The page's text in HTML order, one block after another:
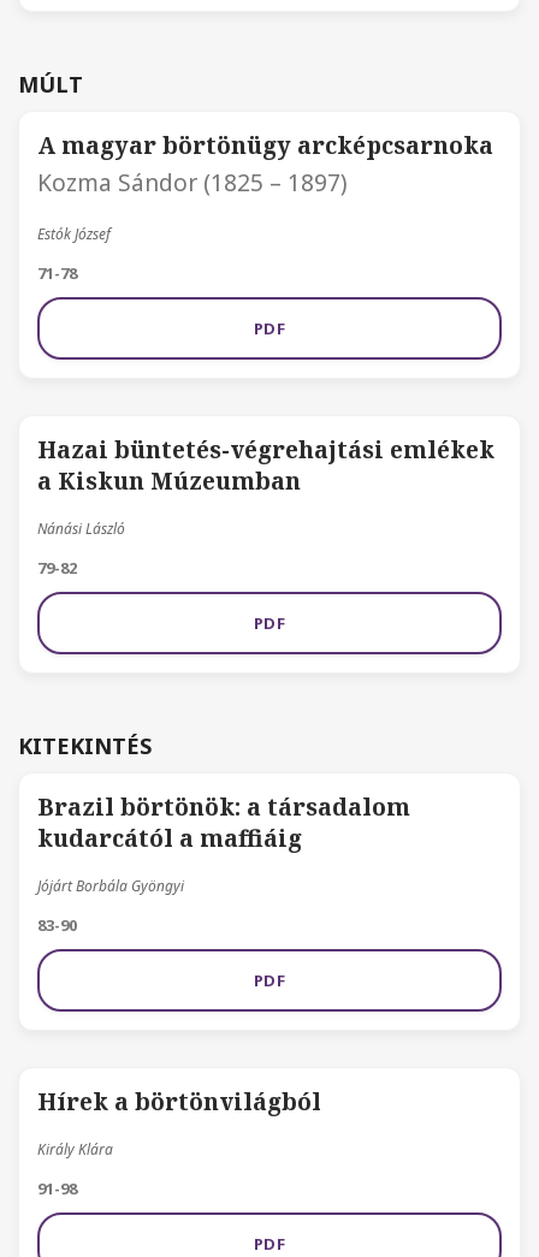
MÚLT
A magyar börtönügy arcképcsarnoka
Kozma Sándor (1825 – 1897)
Estók József
71-78
PDF
Hazai büntetés-végrehajtási emlékek
a Kiskun Múzeumban
Nánási László
79-82
PDF
KITEKINTÉS
Brazil börtönök: a társadalom
kudarcától a maffiáig
Jójárt Borbála Gyöngyi
83-90
PDF
Hírek a börtönvilágból
Király Klára
91-98
PDF